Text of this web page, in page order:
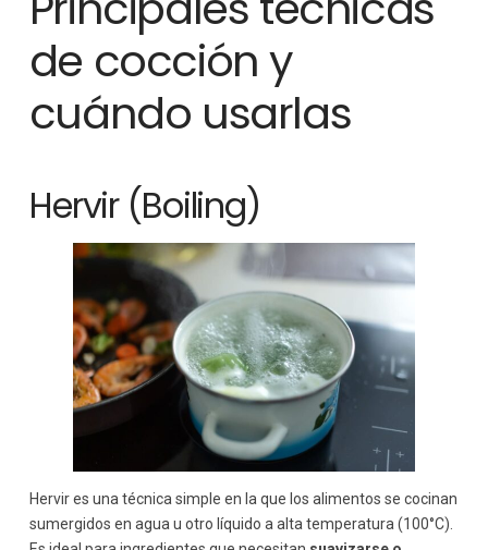
de cocción y
cuándo usarlas
Hervir (Boiling)
Hervir es una técnica simple en la que los alimentos se cocinan
sumergidos en agua u otro líquido a alta temperatura (100°C).